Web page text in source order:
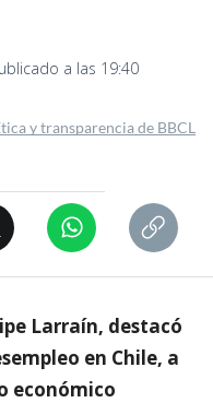
a las 19:40
y transparencia de BBCL
Larraín, destacó
en Chile, a
económico